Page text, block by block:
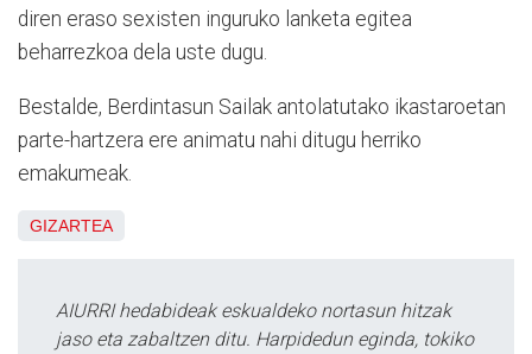
diren eraso sexisten inguruko lanketa egitea
beharrezkoa dela uste dugu.
Bestalde, Berdintasun Sailak antolatutako ikastaroetan
parte-hartzera ere animatu nahi ditugu herriko
emakumeak.
GIZARTEA
AIURRI hedabideak eskualdeko nortasun hitzak
jaso eta zabaltzen ditu. Harpidedun eginda, tokiko